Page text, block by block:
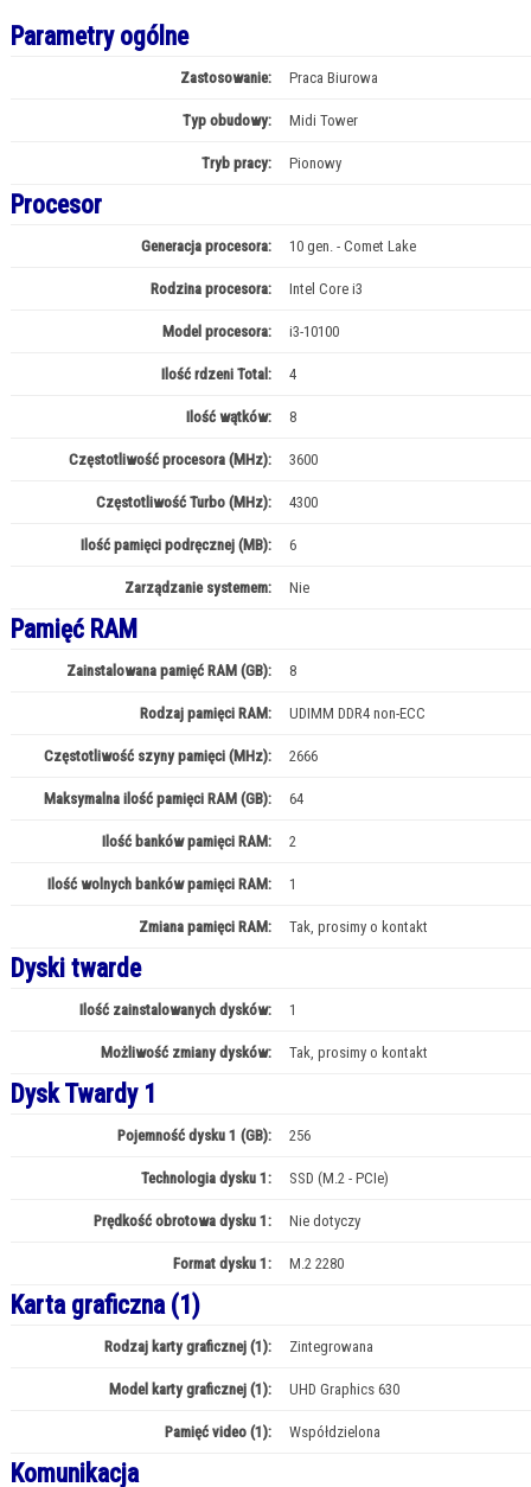
Parametry ogólne
Zastosowanie: Praca Biurowa
Typ obudowy: Midi Tower
Tryb pracy: Pionowy
Procesor
Generacja procesora: 10 gen. - Comet Lake
Rodzina procesora: Intel Core i3
Model procesora: i3-10100
Ilość rdzeni Total: 4
Ilość wątków: 8
Częstotliwość procesora (MHz): 3600
Częstotliwość Turbo (MHz): 4300
Ilość pamięci podręcznej (MB): 6
Zarządzanie systemem: Nie
Pamięć RAM
Zainstalowana pamięć RAM (GB): 8
Rodzaj pamięci RAM: UDIMM DDR4 non-ECC
Częstotliwość szyny pamięci (MHz): 2666
Maksymalna ilość pamięci RAM (GB): 64
Ilość banków pamięci RAM: 2
Ilość wolnych banków pamięci RAM: 1
Zmiana pamięci RAM: Tak, prosimy o kontakt
Dyski twarde
Ilość zainstalowanych dysków: 1
Możliwość zmiany dysków: Tak, prosimy o kontakt
Dysk Twardy 1
Pojemność dysku 1 (GB): 256
Technologia dysku 1: SSD (M.2 - PCIe)
Prędkość obrotowa dysku 1: Nie dotyczy
Format dysku 1: M.2 2280
Karta graficzna (1)
Rodzaj karty graficznej (1): Zintegrowana
Model karty graficznej (1): UHD Graphics 630
Pamięć video (1): Współdzielona
Komunikacja